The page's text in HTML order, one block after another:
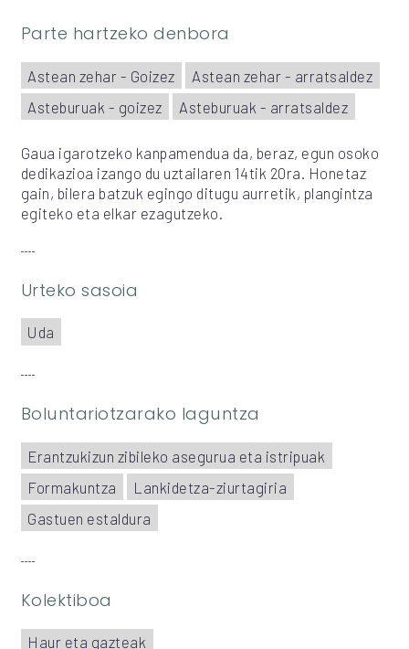
Parte hartzeko denbora
Astean zehar - Goizez
Astean zehar - arratsaldez
Asteburuak - goizez
Asteburuak - arratsaldez
Gaua igarotzeko kanpamendua da, beraz, egun osoko
dedikazioa izango du uztailaren 14tik 20ra. Honetaz
gain, bilera batzuk egingo ditugu aurretik, plangintza
egiteko eta elkar ezagutzeko.
Urteko sasoia
Uda
Boluntariotzarako laguntza
Erantzukizun zibileko asegurua eta istripuak
Formakuntza
Lankidetza-ziurtagiria
Gastuen estaldura
Kolektiboa
Haur eta gazteak